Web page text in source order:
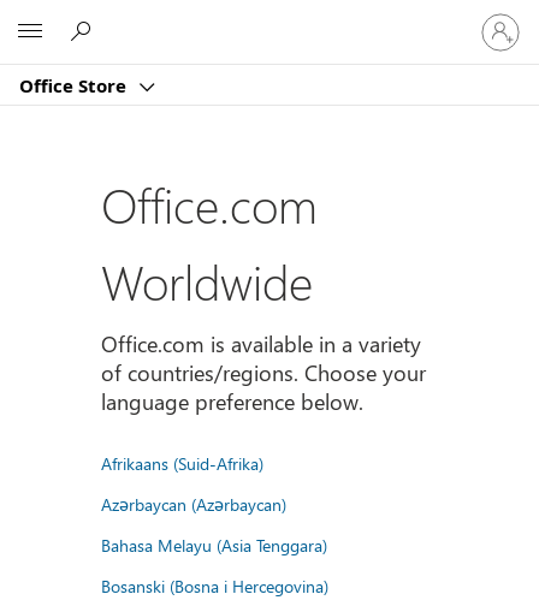
Office Store
Sign
in
to
account
Office.com
Worldwide
Office.com is available in a variety
of countries/regions. Choose your
language preference below.
Afrikaans (Suid-Afrika)
Azərbaycan (Azərbaycan)
Bahasa Melayu (Asia Tenggara)
Bosanski (Bosna i Hercegovina)